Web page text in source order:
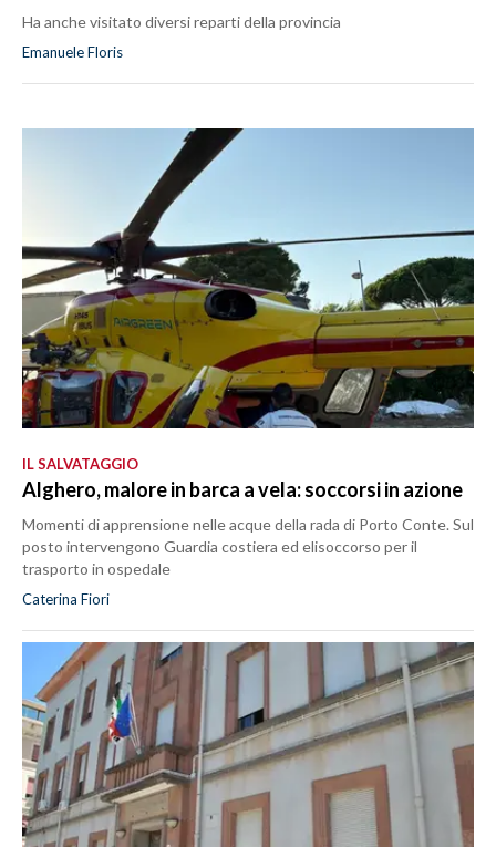
Ha anche visitato diversi reparti della provincia
Emanuele Floris
IL SALVATAGGIO
Alghero, malore in barca a vela: soccorsi in azione
Momenti di apprensione nelle acque della rada di Porto Conte. Sul
posto intervengono Guardia costiera ed elisoccorso per il
trasporto in ospedale
Caterina Fiori